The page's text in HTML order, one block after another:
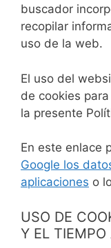
buscador
recopilar
uso de la web.
El uso del
de cookies
la presente
En este enlace
Google los
aplicaciones o
USO DE
Y EL TIEMPO